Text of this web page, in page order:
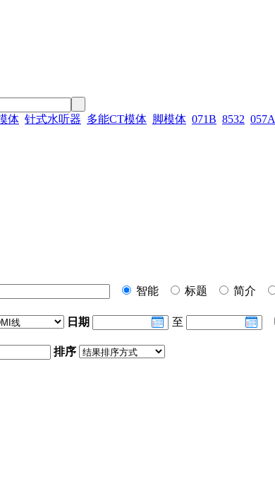
体 针式水听器 多能CT模体 脚模体 071B 8532 057A
智能
标题 简介
日期
至
排序